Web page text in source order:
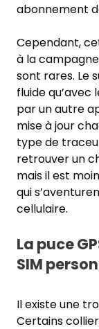
abonnement
Cependant,
à la
sont rares. Le
fluide qu’avec
par un autre
mise à jour
type de
retrouver un
mais il est
qui
cellulaire.
La puce
SIM
Il existe une
Certains